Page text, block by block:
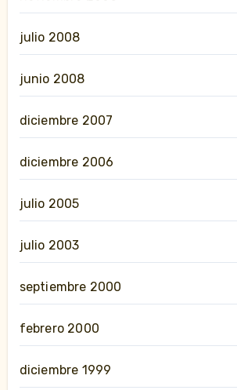
julio 2008
junio 2008
diciembre 2007
diciembre 2006
julio 2005
julio 2003
septiembre 2000
febrero 2000
diciembre 1999